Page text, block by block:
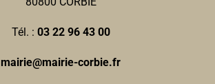
Tél. : 03 22 96 43 00
mairie@mairie-corbie.fr